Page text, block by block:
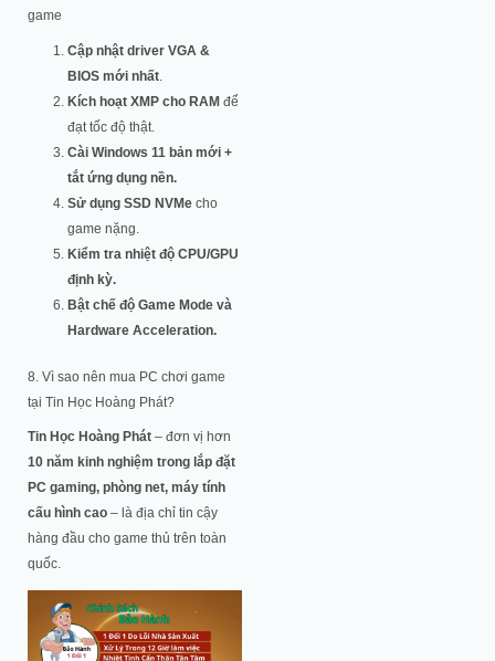
game
Cập nhật driver VGA &
BIOS mới nhất
Kích hoạt XMP cho RAM để
đạt tốc độ thật.
Cài Windows 11 bản mới +
tắt ứng dụng nền.
Sử dụng SSD NVMe cho
game nặng.
Kiểm tra nhiệt độ CPU/GPU
định kỳ.
Bật chế độ Game Mode và
Hardware Acceleration.
8. Vì sao nên mua PC chơi game
tại Tin Học Hoàng Phát?
Tin Học Hoàng Phát – đơn vị hơn
10 năm kinh nghiệm trong lắp đặt
PC gaming, phòng net, máy tính
cấu hình cao – là địa chỉ tin cậy
hàng đầu cho game thủ trên toàn
quốc.